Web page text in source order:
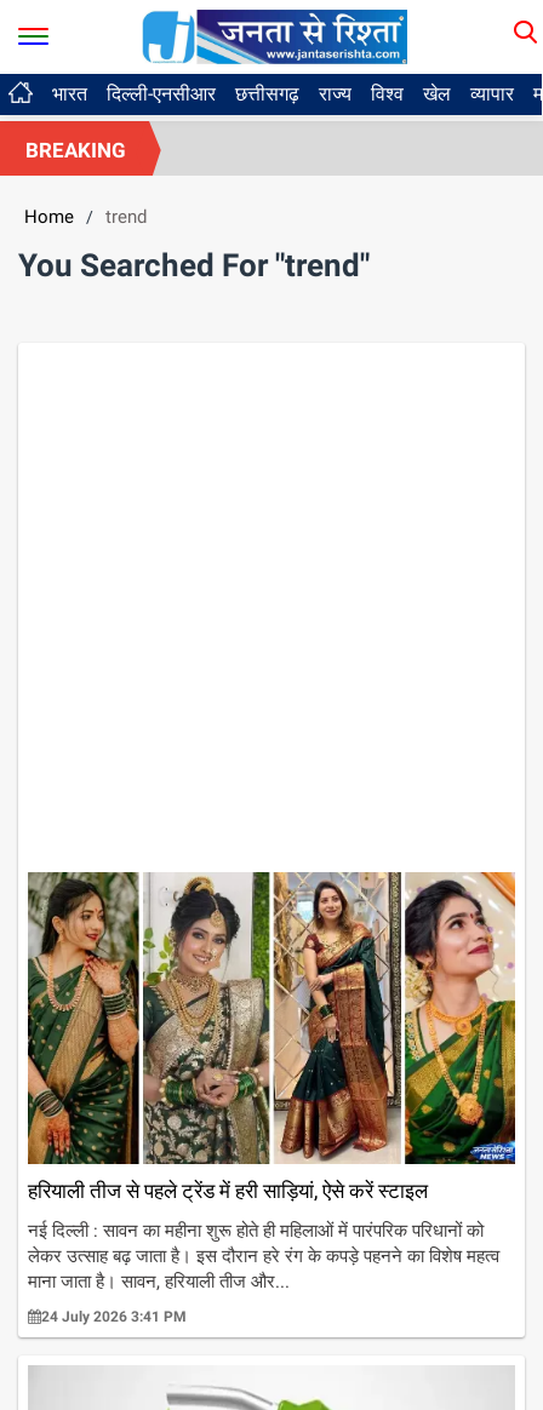
भारत दिल्ली-एनसीआर छत्तीसगढ़ राज्य विश्व खेल व्यापार
BREAKING
Home / trend
You Searched For "trend"
हरियाली तीज से पहले ट्रेंड में हरी साड़ियां, ऐसे करें स्टाइल
नई दिल्ली : सावन का महीना शुरू होते ही महिलाओं में पारंपरिक परिधानों को
लेकर उत्साह बढ़ जाता है। इस दौरान हरे रंग के कपड़े पहनने का विशेष महत्व
माना जाता है। सावन, हरियाली तीज और...
24 July 2026 3:41 PM